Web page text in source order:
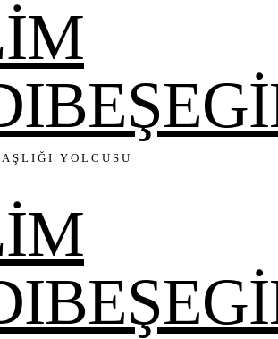
YOLCUSU